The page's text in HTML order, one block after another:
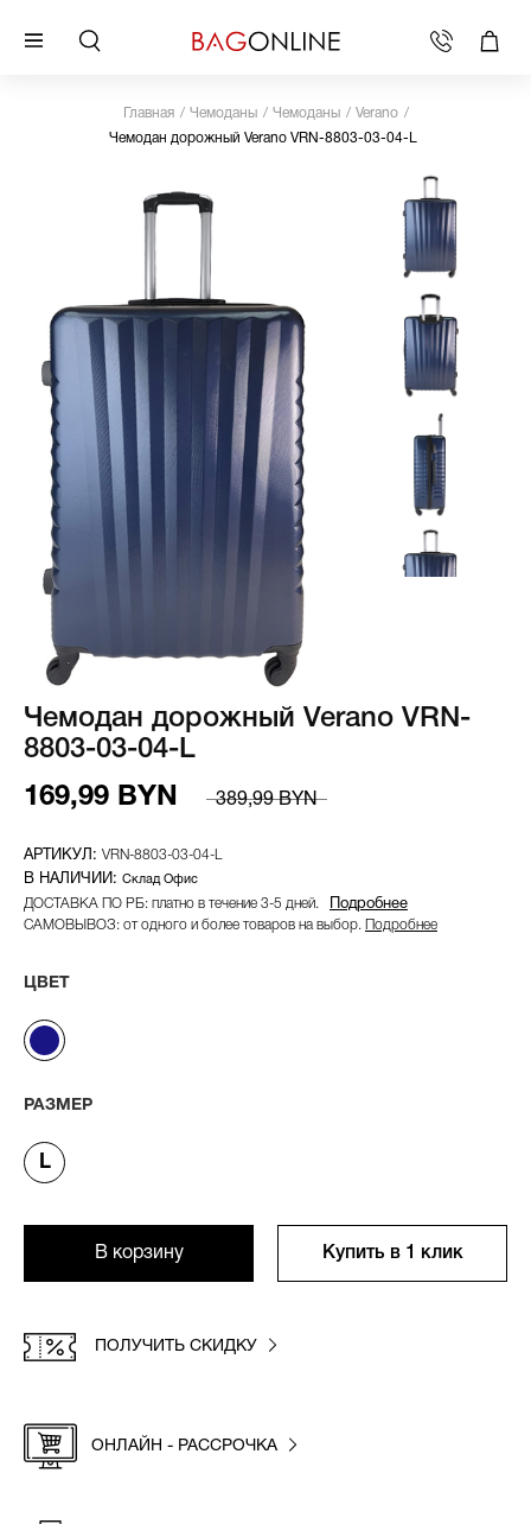
Главная Чемоданы Чемоданы
Verano
Чемодан дорожный Verano VRN-8803-03-04-L
Чемодан дорожный Verano VRN-
8803-03-04-L
169,99 BYN
389,99 BYN
VRN-8803-03-04-L
Склад Офис
ДОСТАВКА ПО РБ: платно в течение 3-5 дней. Подробнее
САМОВЫВОЗ: от одного и более товаров на выбор. Подробнее
ЦВЕТ
РАЗМЕР
L
В корзину Купить в 1 клик
ПОЛУЧИТЬ СКИДКУ
ОНЛАЙН - РАССРОЧКА